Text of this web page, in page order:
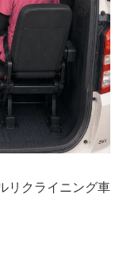
リクライニング車